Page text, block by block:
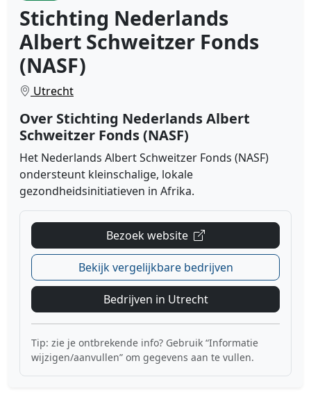
Stichting Nederlands
Albert Schweitzer Fonds
(NASF)
Utrecht
Over Stichting Nederlands Albert
Schweitzer Fonds (NASF)
Het Nederlands Albert Schweitzer Fonds (NASF)
ondersteunt kleinschalige, lokale
gezondheidsinitiatieven in Afrika.
Bezoek website
Bekijk vergelijkbare bedrijven
Bedrijven in Utrecht
Tip: zie je ontbrekende info? Gebruik “Informatie
wijzigen/aanvullen” om gegevens aan te vullen.